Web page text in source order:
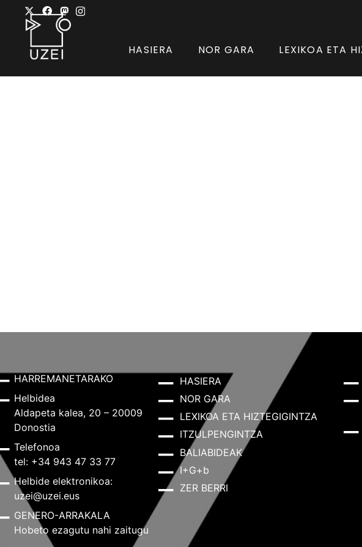
HASIERA NOR GARA LEXIKOA ETA
HARREMANETARAKO
Helbidea
Aldapeta kalea, 20 – 20009
Donostia
Telefonoa
tel: +34 943 47 33 77
Helbide elektronikoa:
uzei@uzei.eus
GENERO-ARRAKALA
Hobeto ezagutu nahi zaitugu
HASIERA
NOR GARA
LEXIKOA ETA HIZTEGIGINTZA
ITZULPENGINTZA
BALIABIDEAK
I+G+b
ZER BERRI